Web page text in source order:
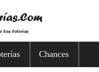
Chances